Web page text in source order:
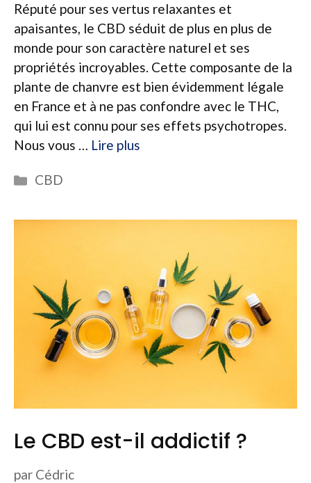
Réputé pour ses vertus relaxantes et
apaisantes, le CBD séduit de plus en plus de
monde pour son caractère naturel et ses
propriétés incroyables. Cette composante de la
plante de chanvre est bien évidemment légale
en France et à ne pas confondre avec le THC,
qui lui est connu pour ses effets psychotropes.
Nous vous … Lire plus
Catégories
CBD
Le CBD est-il addictif ?
par Cédric